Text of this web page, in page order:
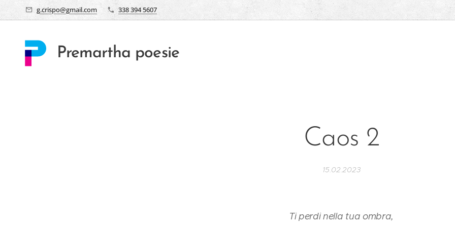
g.crispo@gmail.com 338 394 5607
Premartha poesie
Caos 2
15.02.2023
Ti perdi nella tua ombra,